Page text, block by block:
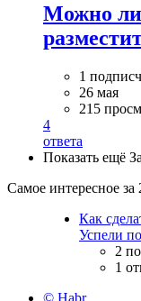
Можно ли
1
26 мая
215
4
ответа
Показать ещё
Самое интересное за
Как
Успели
2
1
© Habr